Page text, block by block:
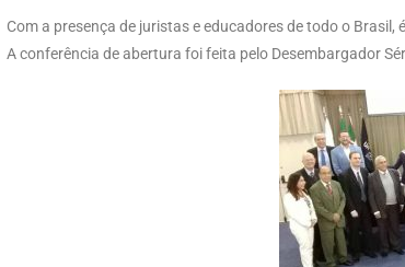
Com a presença de juristas e educadores de todo o
A conferência de abertura foi feita pelo Desembargador